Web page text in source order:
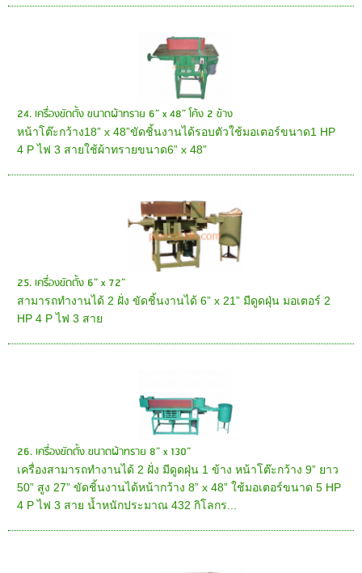
24. เครื่องขัดตั้ง ขนาดผ้าทราย 6” x 48” โค้ง 2 ข้าง
หน้าโต๊ะกว้าง18” x 48”ขัดชิ้นงานได้รอบตัวใช้มอเตอร์ขนาด1 HP
4 P ไฟ 3 สายใช้ผ้าทรายขนาด6” x 48”
25. เครื่องขัดตั้ง 6” x 72”
สามารถทำงานได้ 2 ฝั่ง ขัดชิ้นงานได้ 6” x 21” มีดูดฝุ่น มอเตอร์ 2
HP 4 P ไฟ 3 สาย
26. เครื่องขัดตั้ง ขนาดผ้าทราย 8” x 130”
เครื่องสามารถทำงานได้ 2 ฝั่ง มีดูดฝุ่น 1 ข้าง หน้าโต๊ะกว้าง 9” ยาว
50” สูง 27” ขัดชิ้นงานได้หน้ากว้าง 8” x 48” ใช้มอเตอร์ขนาด 5 HP
4 P ไฟ 3 สาย น้ำหนักประมาณ 432 กิโลกร...